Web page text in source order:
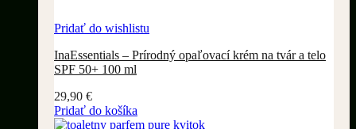
Pridať do wishlistu
InaEssentials – Prírodný opaľovací krém na tvár a telo
SPF 50+ 100 ml
29,90 €
Pridať do košíka